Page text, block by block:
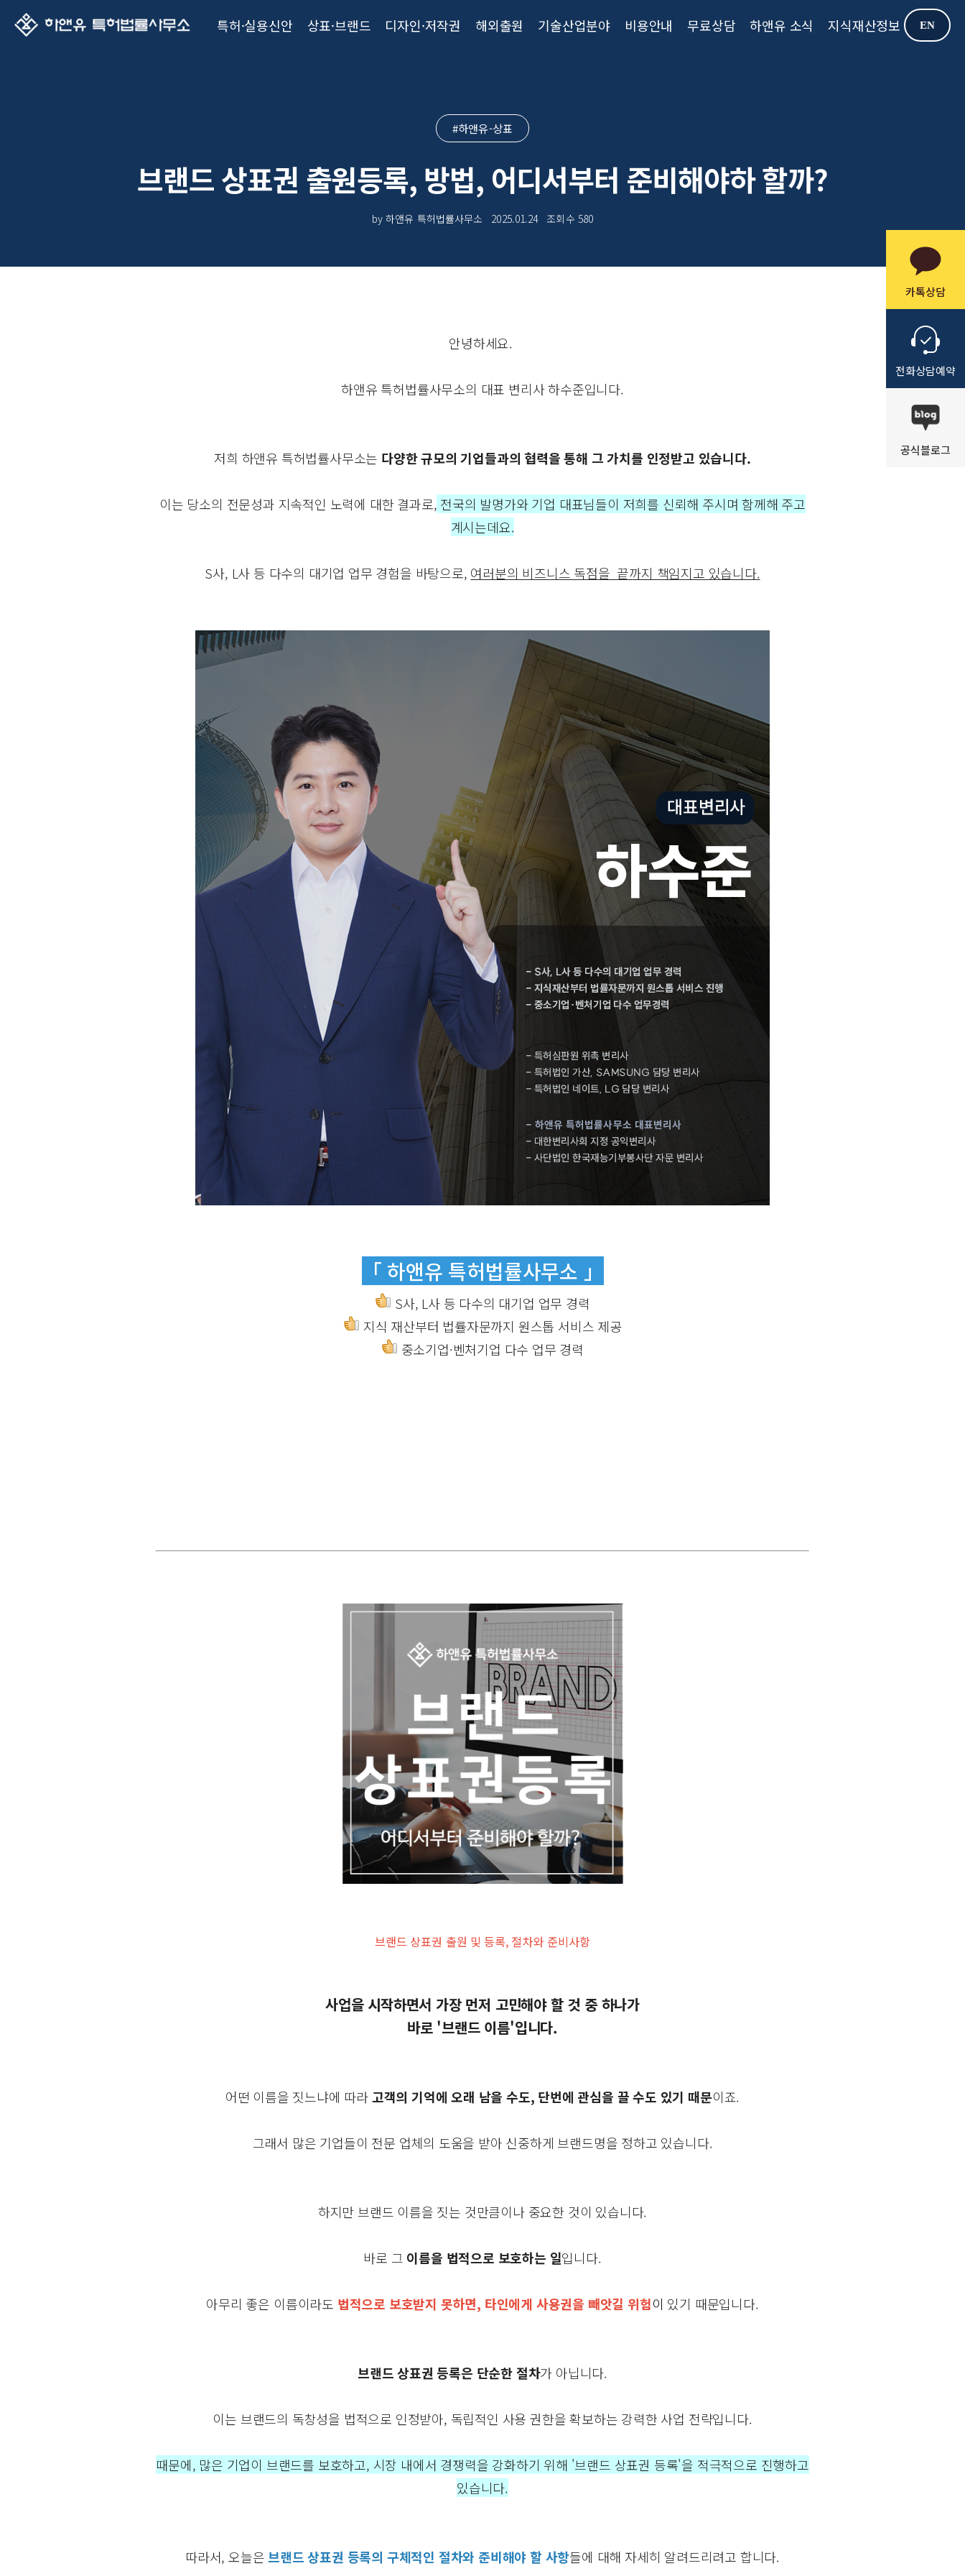
특허·실용신안 상표·브랜드 디자인·저작권 해외출원 기술산업분야 비용안내 무료상담 하앤유 소식 지식재산정보 EN
카톡상담
전화상담예약
공식블로그
#하앤유-상표
브랜드 상표권 출원등록, 방법, 어디서부터 준비해야하 할까?
by 하앤유 특허법률사무소 2025.01.24 조회수 580
안녕하세요.
하앤유 특허법률사무소의 대표 변리사 하수준입니다.
저희 하앤유 특허법률사무소는 다양한 규모의 기업들과의 협력을 통해 그 가치를 인정받고 있습니다.
이는 당소의 전문성과 지속적인 노력에 대한 결과로, 전국의 발명가와 기업 대표님들이 저희를 신뢰해 주시며 함께해 주고
계시는데요.
S사, L사 등 다수의 대기업 업무 경험을 바탕으로, 여러분의 비즈니스 독점을 끝까지 책임지고 있습니다.
「 하앤유 특허법률사무소 」
S사, L사 등 다수의 대기업 업무 경력
지식 재산부터 법률자문까지 원스톱 서비스 제공
중소기업·벤처기업 다수 업무 경력
브랜드 상표권 출원 및 등록, 절차와 준비사항
사업을 시작하면서 가장 먼저 고민해야 할 것 중 하나가
바로 '브랜드 이름'입니다.
어떤 이름을 짓느냐에 따라고객의 기억에 오래 남을 수도, 단번에 관심을 끌 수도 있기 때문이죠.
그래서 많은 기업들이 전문 업체의 도움을 받아 신중하게 브랜드명을 정하고 있습니다.
하지만 브랜드 이름을 짓는 것만큼이나 중요한 것이 있습니다.
바로 그 이름을 법적으로 보호하는 일입니다.
아무리 좋은 이름이라도 법적으로 보호받지 못하면, 타인에게 사용권을 빼앗길 위험이 있기 때문입니다.
브랜드 상표권 등록은 단순한 절차가 아닙니다.
이는 브랜드의 독창성을 법적으로 인정받아, 독립적인 사용 권한을 확보하는 강력한 사업 전략입니다.
때문에, 많은 기업이 브랜드를 보호하고, 시장 내에서 경쟁력을 강화하기 위해 '브랜드 상표권 등록'을 적극적으로 진행하고
있습니다.
따라서, 오늘은브랜드 상표권 등록의 구체적인 절차와 준비해야 할 사항들에 대해 자세히 알려드리려고 합니다.